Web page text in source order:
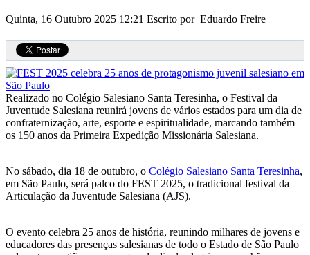
Quinta, 16 Outubro 2025 12:21 Escrito por Eduardo Freire
Realizado no Colégio Salesiano Santa Teresinha, o Festival da
Juventude Salesiana reunirá jovens de vários estados para um dia de
confraternização, arte, esporte e espiritualidade, marcando também
os 150 anos da Primeira Expedição Missionária Salesiana.
No sábado, dia 18 de outubro, o Colégio Salesiano Santa Teresinha,
em São Paulo, será palco do FEST 2025, o tradicional festival da
Articulação da Juventude Salesiana (AJS).
O evento celebra 25 anos de história, reunindo milhares de jovens e
educadores das presenças salesianas de todo o Estado de São Paulo